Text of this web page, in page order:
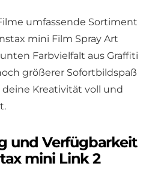
umfassende Sortiment
mini Film Spray Art
Farbvielfalt aus Graffiti
größerer Sofortbildspaß
Kreativität voll und
und Verfügbarkeit
mini Link 2